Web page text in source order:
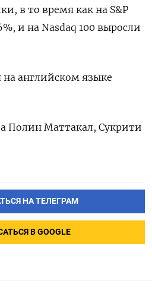
в то время как на S&P
и на Nasdaq 100 выросли
английском языке
Полин Маттакал, Сукрити
НА ТЕЛЕГРАМ
В GOOGLE